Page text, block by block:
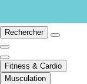
Rechercher
Fitness & Cardio
Musculation